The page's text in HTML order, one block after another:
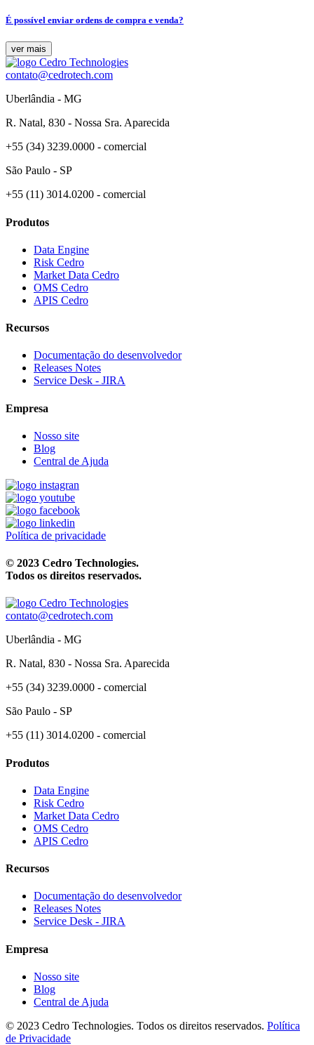
É possível enviar ordens de compra e venda?
ver mais
contato@cedrotech.com
Uberlândia - MG
R. Natal, 830 - Nossa Sra. Aparecida
+55 (34) 3239.0000 - comercial
São Paulo - SP
+55 (11) 3014.0200 - comercial
Produtos
Data Engine
Risk Cedro
Market Data Cedro
OMS Cedro
APIS Cedro
Recursos
Documentação do desenvolvedor
Releases Notes
Service Desk - JIRA
Empresa
Nosso site
Blog
Central de Ajuda
Política de privacidade
© 2023 Cedro Technologies.
Todos os direitos reservados.
contato@cedrotech.com
Uberlândia - MG
R. Natal, 830 - Nossa Sra. Aparecida
+55 (34) 3239.0000 - comercial
São Paulo - SP
+55 (11) 3014.0200 - comercial
Produtos
Data Engine
Risk Cedro
Market Data Cedro
OMS Cedro
APIS Cedro
Recursos
Documentação do desenvolvedor
Releases Notes
Service Desk - JIRA
Empresa
Nosso site
Blog
Central de Ajuda
© 2023 Cedro Technologies. Todos os direitos reservados. Política
de Privacidade